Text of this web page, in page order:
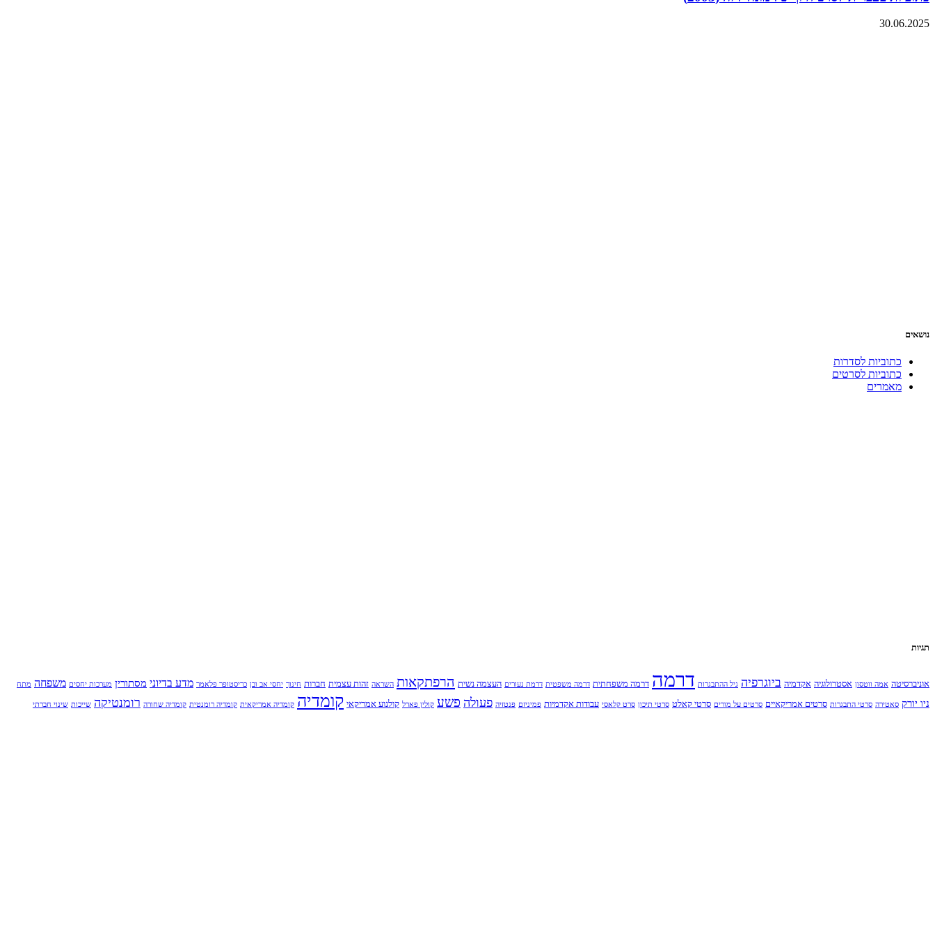
30.06.2025
נושאים
כתוביות לסדרות
כתוביות לסרטים
מאמרים
תגיות
אוניברסיטה אמה ווטסון אסטרולוגיה אקדמיה ביוגרפיה גיל ההתבגרות דרמה דרמה משפחתית דרמה משפטית דרמת נעורים העצמה נשית הרפתקאות השראה זהות עצמית חברות חינוך יחסי אב ובן כריסטופר פלאמר מדע בדיוני מסתורין מערכות יחסים משפחה מתח
ניו יורק סאטירה סרטי התבגרות סרטים אמריקאיים סרטים על מורים סרטי קאלט סרטי תיכון סרט קלאסי עבודות אקדמיות פמיניזם פנטזיה פעולה פשע קולין פארל קולנוע אמריקאי קומדיה קומדיה אמריקאית קומדיה רומנטית קומדיה שחורה רומנטיקה שייכות שינוי חברתי